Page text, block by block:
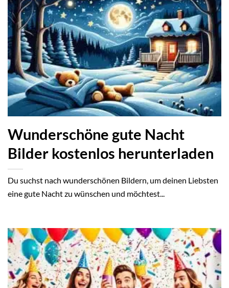
Wunderschöne gute Nacht
Bilder kostenlos herunterladen
Du suchst nach wunderschönen Bildern, um deinen Liebsten
eine gute Nacht zu wünschen und möchtest...